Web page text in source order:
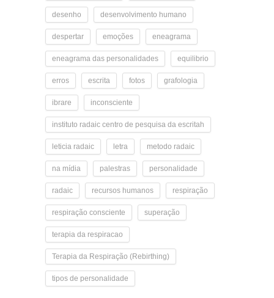
desenho desenvolvimento humano
despertar emoções eneagrama
eneagrama das personalidades equilibrio
erros escrita fotos grafologia
ibrare inconsciente
instituto radaic centro de pesquisa da escritah
leticia radaic letra metodo radaic
na mídia palestras personalidade
radaic recursos humanos respiração
respiração consciente superação
terapia da respiracao
Terapia da Respiração (Rebirthing)
tipos de personalidade